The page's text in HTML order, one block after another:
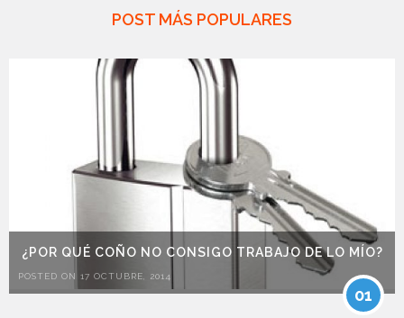
POST MÁS POPULARES
¿POR QUÉ COÑO NO CONSIGO TRABAJO DE LO MÍO?
POSTED ON 17 OCTUBRE, 2014
01